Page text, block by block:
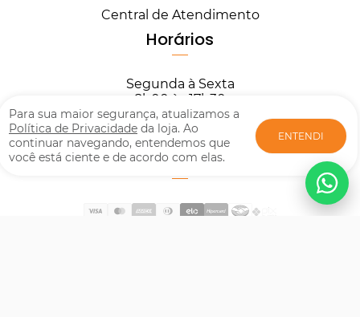
Para sua maior segurança, atualizamos a
Política de Privacidade da loja. Ao
continuar navegando, entendemos que
você está ciente e de acordo com elas.
ENTENDI
Central de Atendimento
Horários
Segunda à Sexta
8h00 às 17h30
Central de Atendimento
Formas de pagamento